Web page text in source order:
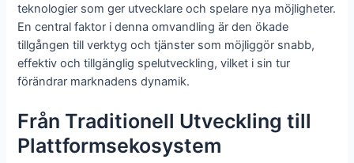
teknologier som ger utvecklare och spelare nya möjligheter.
En central faktor i denna omvandling är den ökade
tillgången till verktyg och tjänster som möjliggör snabb,
effektiv och tillgänglig spelutveckling, vilket i sin tur
förändrar marknadens dynamik.
Från Traditionell Utveckling till
Plattformsekosystem